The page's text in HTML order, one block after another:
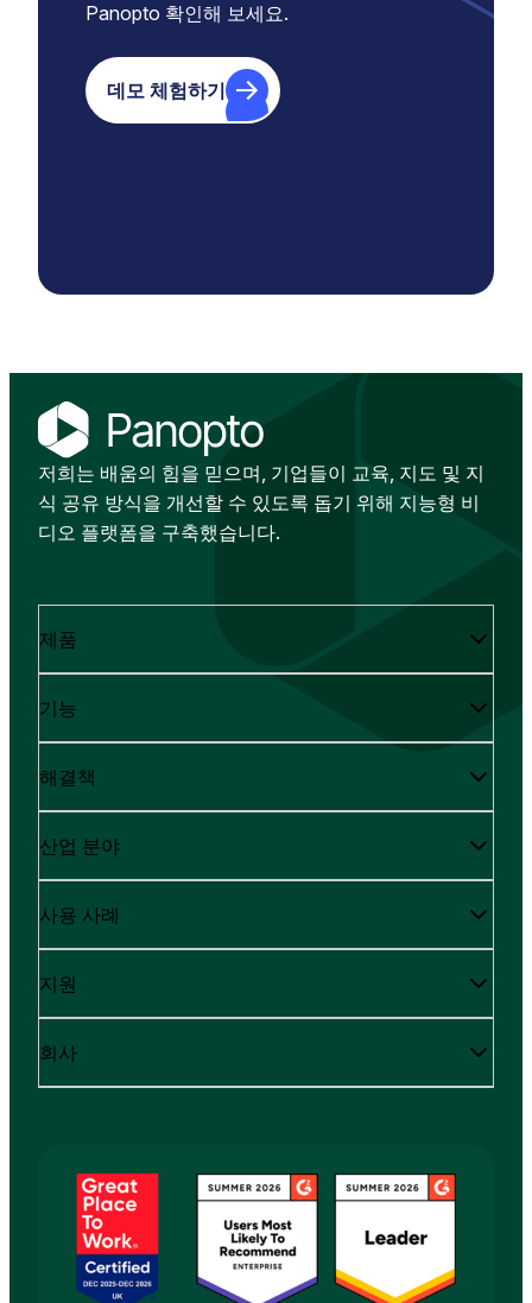
Panopto 확인해 보세요.
데모 체험하기
저희는 배움의 힘을 믿으며, 기업들이 교육, 지도 및 지
식 공유 방식을 개선할 수 있도록 돕기 위해 지능형 비
디오 플랫폼을 구축했습니다.
제품
기능
해결책
산업 분야
사용 사례
지원
회사